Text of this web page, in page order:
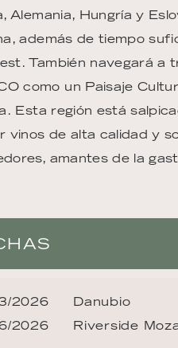
Alemania, Hungría y
además de tiempo
También navegará a
como un Paisaje
Esta región está
vinos de alta calidad y
amantes de la
2026
2026
Danubio
Riverside